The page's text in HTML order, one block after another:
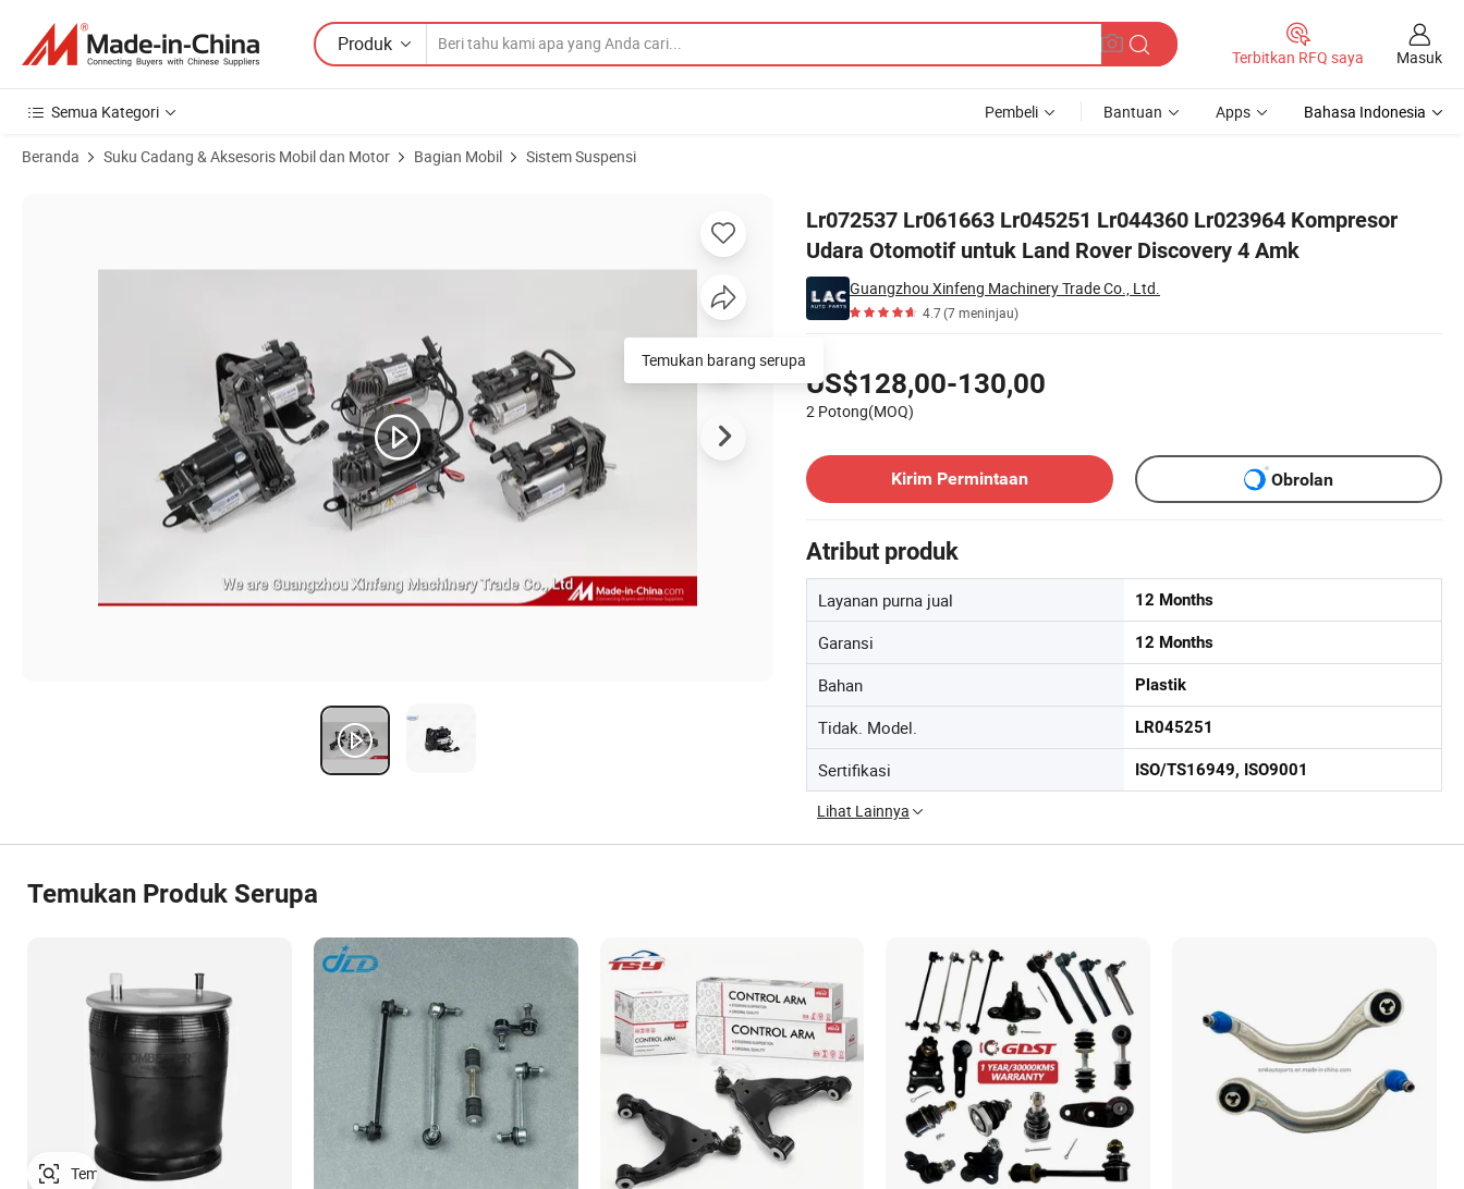
Produk
Terbitkan RFQ saya Masuk
Semua Kategori Pembeli Bantuan Apps Bahasa Indonesia
Beranda Suku Cadang & Aksesoris Mobil dan Motor Bagian Mobil Sistem Suspensi
Lr072537 Lr061663 Lr045251 Lr044360 Lr023964 Kompresor
Udara Otomotif untuk Land Rover Discovery 4 Amk
Guangzhou Xinfeng Machinery Trade Co., Ltd.
4.7(7 meninjau)
US$128,00-130,00
2 Potong(MOQ)
Kirim Permintaan
Obrolan
Atribut produk
Layanan purna jual 12 Months
Garansi 12 Months
Bahan Plastik
Tidak. Model. LR045251
Sertifikasi ISO/TS16949, ISO9001
Lihat Lainnya
Temukan barang serupa
Temukan Produk Serupa